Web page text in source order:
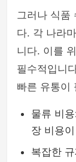
그러나 식품
다. 각 나라
니다. 이를
필수적입니
빠른 유통이
물류 비
장 비용
복잡한